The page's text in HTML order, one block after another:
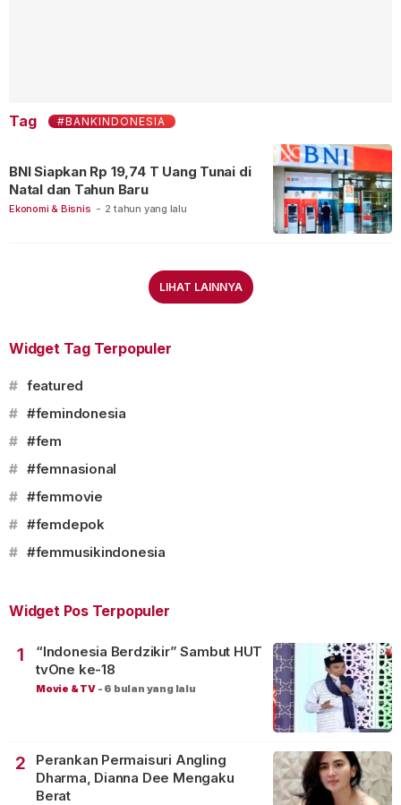
Tag #BANKINDONESIA
Ekonomi & Bisnis - 2 tahun yang lalu
BNI Siapkan Rp 19,74 T Uang Tunai di
Natal dan Tahun Baru
LIHAT LAINNYA
Widget Tag Terpopuler
# featured
# #femindonesia
# #fem
# #femnasional
# #femmovie
# #femdepok
# #femmusikindonesia
Widget Pos Terpopuler
1
“Indonesia Berdzikir” Sambut HUT
tvOne ke-18
Movie & TV - 6 bulan yang lalu
2
Perankan Permaisuri Angling
Dharma, Dianna Dee Mengaku
Berat